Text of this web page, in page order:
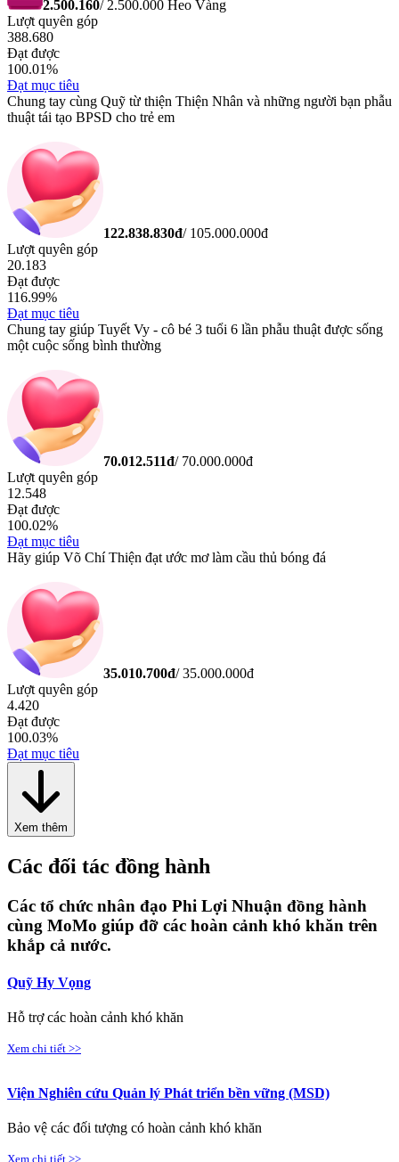
2.500.160/2.500.000 Heo Vàng
Lượt quyên góp
388.680
Đạt được
100.01%
Đạt mục tiêu
Chung tay cùng Quỹ từ thiện Thiện Nhân và những người bạn phẫu
thuật tái tạo BPSD cho trẻ em
122.838.830đ/ 105.000.000đ
Lượt quyên góp
20.183
Đạt được
116.99%
Đạt mục tiêu
Chung tay giúp Tuyết Vy - cô bé 3 tuổi 6 lần phẫu thuật được sống
một cuộc sống bình thường
70.012.511đ/ 70.000.000đ
Lượt quyên góp
12.548
Đạt được
100.02%
Đạt mục tiêu
Hãy giúp Võ Chí Thiện đạt ước mơ làm cầu thủ bóng đá
35.010.700đ/35.000.000đ
Lượt quyên góp
4.420
Đạt được
100.03%
Đạt mục tiêu
Xem thêm
Các đối tác đồng hành
Các tổ chức nhân đạo Phi Lợi Nhuận đồng hành
cùng MoMo giúp đỡ các hoàn cảnh khó khăn trên
khắp cả nước.
Quỹ Hy Vọng
Hỗ trợ các hoàn cảnh khó khăn
Xem chi tiết >>
Viện Nghiên cứu Quản lý Phát triển bền vững (MSD)
Bảo vệ các đối tượng có hoàn cảnh khó khăn
Xem chi tiết >>